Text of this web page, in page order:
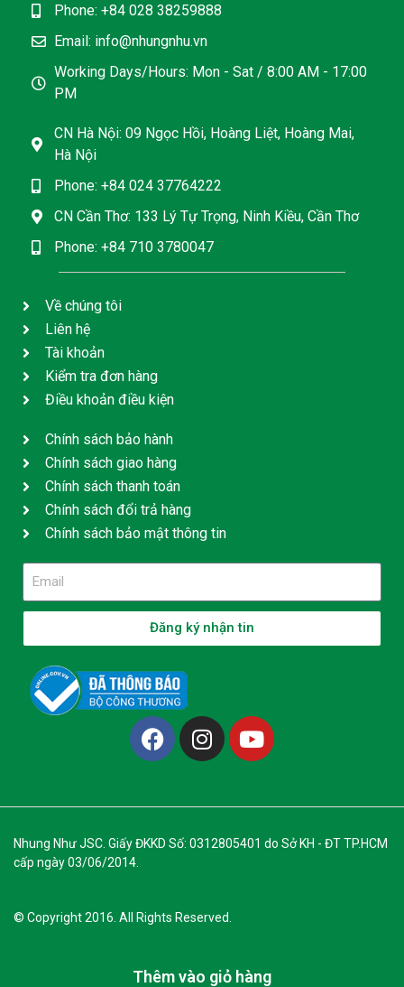
Thêm vào giỏ hàng
Phone: +84 028 38259888
Email: info@nhungnhu.vn
Working Days/Hours: Mon - Sat / 8:00 AM - 17:00
PM
CN Hà Nội: 09 Ngọc Hồi, Hoàng Liệt, Hoàng Mai,
Hà Nội
Phone: +84 024 37764222
CN Cần Thơ: 133 Lý Tự Trọng, Ninh Kiều, Cần Thơ
Phone: +84 710 3780047
Về chúng tôi
Liên hệ
Tài khoản
Kiểm tra đơn hàng
Điều khoản điều kiện
Chính sách bảo hành
Chính sách giao hàng
Chính sách thanh toán
Chính sách đổi trả hàng
Chính sách bảo mật thông tin
Đăng ký nhận tin
© Copyright 2016. All Rights Reserved.
Nhung Như JSC. Giấy ĐKKD Số: 0312805401 do Sở KH - ĐT TP.HCM
cấp ngày 03/06/2014.